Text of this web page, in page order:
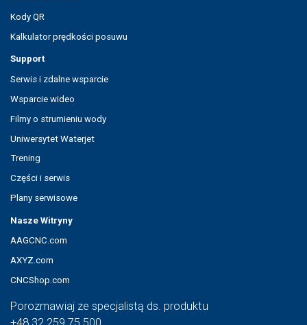
Kody QR
Kalkulator prędkości posuwu
Support
Serwis i zdalne wsparcie
Wsparcie wideo
Filmy o strumieniu wody
Uniwersytet Waterjet
Trening
Części i serwis
Plany serwisowe
Nasze Witryny
AAGCNC.com
AXYZ.com
CNCShop.com
Porozmawiaj ze specjalistą ds. produktu
+48 32 259 75 500